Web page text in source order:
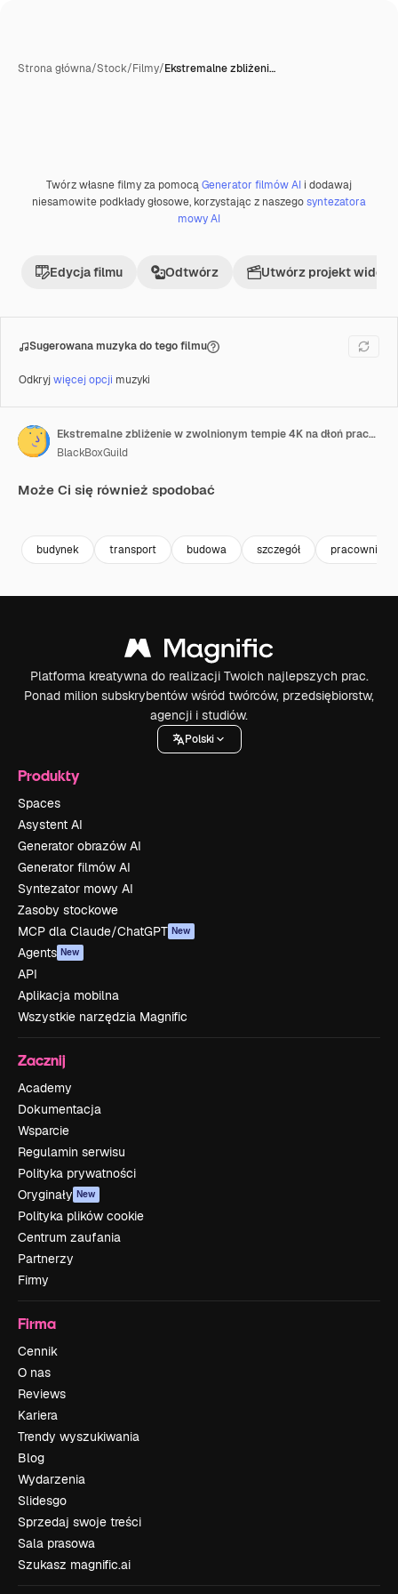
Strona główna/Stock/Filmy/Ekstremalne zbliżeni…
Premium
Twórz własne filmy za pomocąGenerator filmów AI i dodawaj
niesamowite podkłady głosowe, korzystając z naszegosyntezatora
mowy AI
Edycja filmu Odtwórz Utwórz projekt wideo
Sugerowana muzyka do tego filmu
Odkryjwięcej opcji muzyki
Ekstremalne zbliżenie w zwolnionym tempie 4K na dłoń pracownika chwytającą uchwyt wiadra, podkreślające wysiłek i szczegóły na placu budowy
BlackBoxGuild
Może Ci się również spodobać
budynek transport budowa szczegół pracownik
Platforma kreatywna do realizacji Twoich najlepszych prac.
Ponad milion subskrybentów wśród twórców, przedsiębiorstw,
agencji i studiów.
Polski
Produkty
Spaces
Asystent AI
Generator obrazów AI
Generator filmów AI
Syntezator mowy AI
Zasoby stockowe
MCP dla Claude/ChatGPT New
Agents New
API
Aplikacja mobilna
Wszystkie narzędzia Magnific
Zacznij
Academy
Dokumentacja
Wsparcie
Regulamin serwisu
Polityka prywatności
Oryginały New
Polityka plików cookie
Centrum zaufania
Partnerzy
Firmy
Firma
Cennik
O nas
Reviews
Kariera
Trendy wyszukiwania
Blog
Wydarzenia
Slidesgo
Sprzedaj swoje treści
Sala prasowa
Szukasz magnific.ai